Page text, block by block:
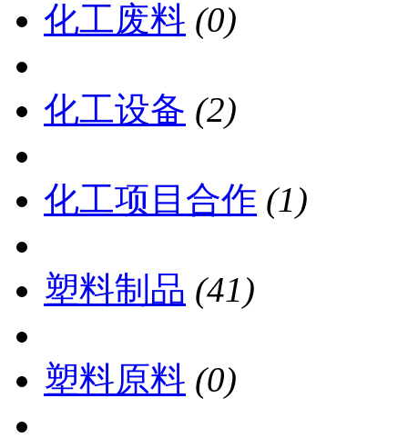
化工废料 (0)
化工设备 (2)
化工项目合作 (1)
塑料制品 (41)
塑料原料 (0)